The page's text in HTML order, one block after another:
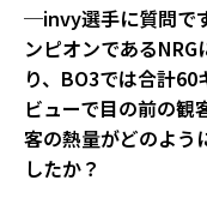
─invy選手に質問で
ンピオンである
り、BO3では合計
ビューで目の前の観
客の熱量がどのよう
したか？